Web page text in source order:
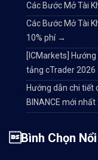
Các Bước Mở Tài
Các Bước Mở Tài
10% phí →
[ICMarkets]
tảng cTrader 2026
Hướng dẫn chi tiết
BINANCE mới nhất
Bình Chọn